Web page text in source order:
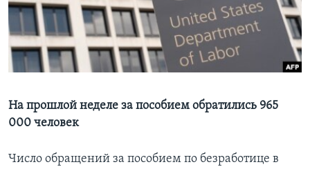
Learning English
СОЦИАЛЬНЫЕ СЕТИ
Языки
На прошлой неделе за пособием обратились 965
000 человек
Число обращений за пособием по безработице в